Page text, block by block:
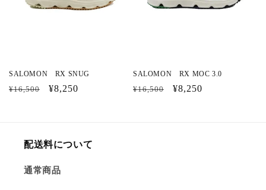
SALOMON RX SNUG
通
¥16,500
セ
格
¥8,250
SALOMON RX MOC 3.0
通
¥16,500
セ
¥8,250
配送料について
通常商品